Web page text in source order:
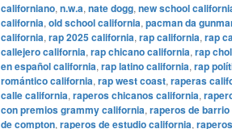
californiano, n.w.a, nate dogg, new school
california, old school california, pacman da
california, rap 2025 california, rap california, rap
callejero california, rap chicano california, rap
en español california, rap latino california, rap
romántico california, rap west coast, raperas
calle california, raperos chicanos california,
con premios grammy california, raperos de
de compton, raperos de estudio california,